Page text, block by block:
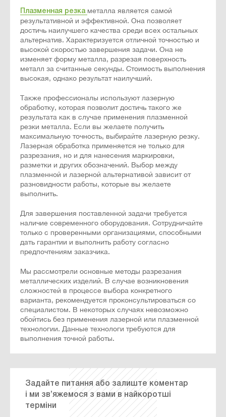
Плазменная резка металла является самой
результативной и эффективной. Она позволяет
достичь наилучшего качества среди всех остальных
альтернатив. Характеризуется отличной точностью и
высокой скоростью завершения задачи. Она не
изменяет форму металла, разрезая поверхность
металл за считанные секунды. Стоимость выполнения
высокая, однако результат наилучший.
Также профессионалы используют лазерную
обработку, которая позволит достичь такого же
результата как в случае применения плазменной
резки металла. Если вы желаете получить
максимальную точность, выбирайте лазерную резку.
Лазерная обработка применяется не только для
разрезания, но и для нанесения маркировки,
разметки и других обозначений. Выбор между
плазменной и лазерной альтернативой зависит от
разновидности работы, которые вы желаете
выполнить.
Для завершения поставленной задачи требуется
наличие современного оборудования. Сотрудничайте
только с проверенными организациями, способными
дать гарантии и выполнить работу согласно
предпочтениям заказчика.
Мы рассмотрели основные методы разрезания
металлических изделий. В случае возникновения
сложностей в процессе выбора конкретного
варианта, рекомендуется проконсультироваться со
специалистом. В некоторых случаях невозможно
обойтись без применения лазерной или плазменной
технологии. Данные технологи требуются для
выполнения точной работы.
Задайте питання або залиште коментар
і ми зв’яжемося з вами в найкоротші
терміни